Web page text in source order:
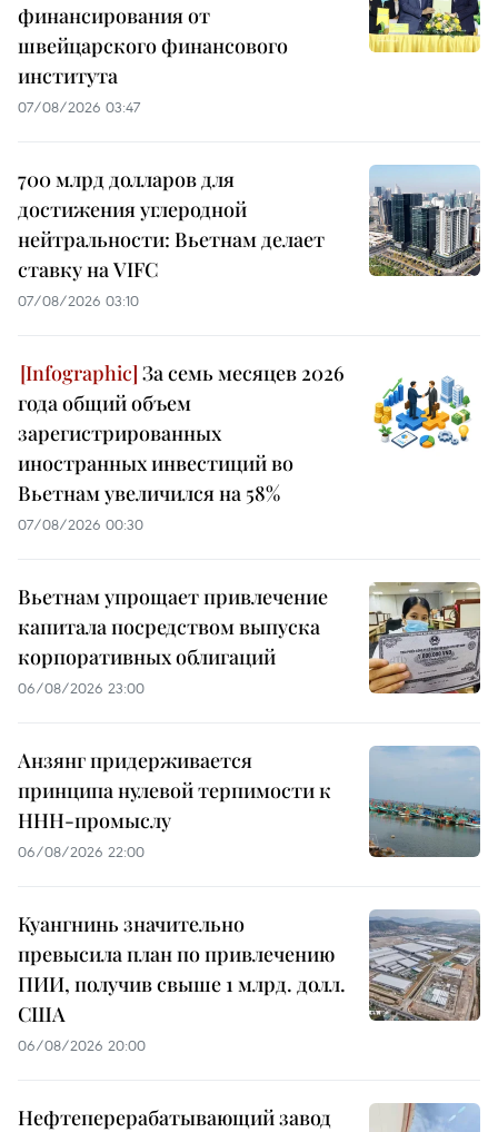
финансирования от
швейцарского финансового
института
07/08/2026 03:47
700 млрд долларов для
достижения углеродной
нейтральности: Вьетнам делает
ставку на VIFC
07/08/2026 03:10
За семь месяцев 2026
года общий объем
зарегистрированных
иностранных инвестиций во
Вьетнам увеличился на 58%
07/08/2026 00:30
Вьетнам упрощает привлечение
капитала посредством выпуска
корпоративных облигаций
06/08/2026 23:00
Анзянг придерживается
принципа нулевой терпимости к
ННН-промыслу
06/08/2026 22:00
Куангнинь значительно
превысила план по привлечению
ПИИ, получив свыше 1 млрд. долл.
США
06/08/2026 20:00
Нефтеперерабатывающий завод